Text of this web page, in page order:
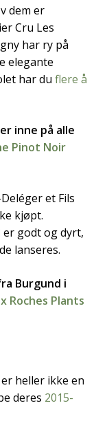
dem er
Cru Les
har ry på
elegante
har du flere å
inne på alle
Pinot Noir
et Fils
kjøpt.
godt og dyrt,
lanseres.
Burgund i
Roches Plants
heller ikke en
deres 2015-